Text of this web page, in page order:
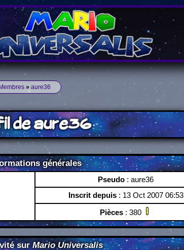
» aure36
de aure36
générales
Pseudo : aure36
Inscrit depuis: 13 Oct 2007 06:53
Pièces : 380
sur Mario Universalis